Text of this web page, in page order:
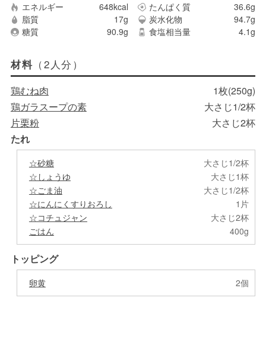
エネルギー 648kcal たんぱく質
36.6g
脂質
17g 炭水化物
94.7g
糖質
90.9g 食塩相当量 4.1g
材料 （2人分）
鶏むね肉
1枚(250g)
鶏ガラスープの素
大さじ1/2杯
片栗粉
大さじ2杯
たれ
☆砂糖
大さじ1/2杯
☆しょうゆ
大さじ1杯
☆ごま油
大さじ1/2杯
☆にんにくすりおろし
1片
☆コチュジャン
大さじ2杯
ごはん
400g
トッピング
卵黄 2個